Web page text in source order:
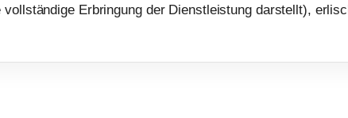
vollständige Erbringung der Dienstleistung darstellt),